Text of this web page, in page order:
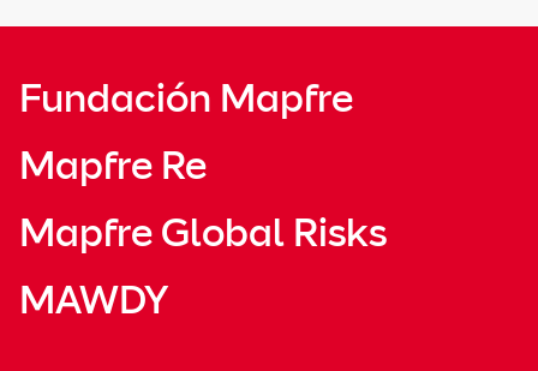
Fundación Mapfre
Mapfre Re
Mapfre Global Risks
MAWDY